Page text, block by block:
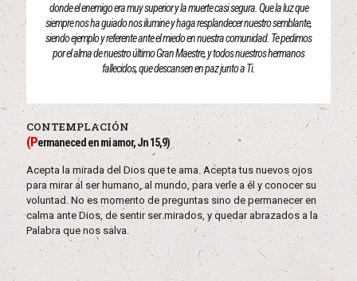
donde el enemigo era muy superior y la muerte casi segura. Que la luz que
siempre nos ha guiado nos ilumine y haga resplandecer nuestro semblante,
siendo ejemplo y referente ante el miedo en nuestra comunidad. Te pedimos
por el alma de nuestro último Gran Maestre, y todos nuestros hermanos
fallecidos, que descansen en paz junto a Ti.
CONTEMPLACIÓN
(Permaneced en mi amor, Jn 15,9)
Acepta la mirada del Dios que te ama. Acepta tus nuevos ojos
para mirar al ser humano, al mundo, para verle a él y conocer su
voluntad. No es momento de preguntas sino de permanecer en
calma ante Dios, de sentir ser mirados, y quedar abrazados a la
Palabra que nos salva.